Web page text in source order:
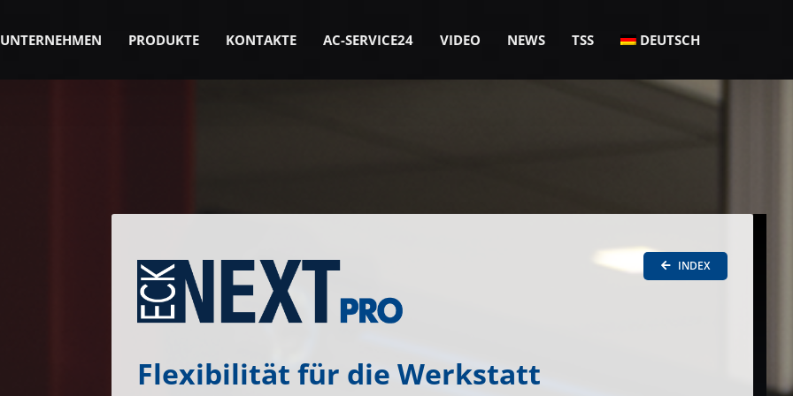
UNTERNEHMEN PRODUKTE KONTAKTE AC-SERVICE24 VIDEO NEWS TSS DEUTSCH
INDEX
Flexibilität für die Werkstatt